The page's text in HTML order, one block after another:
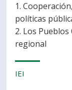
1.
políticas
2. Los
regional
IEI